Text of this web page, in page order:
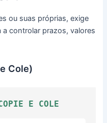
ou suas próprias, exige
a controlar prazos, valores
Cole)
E COLE